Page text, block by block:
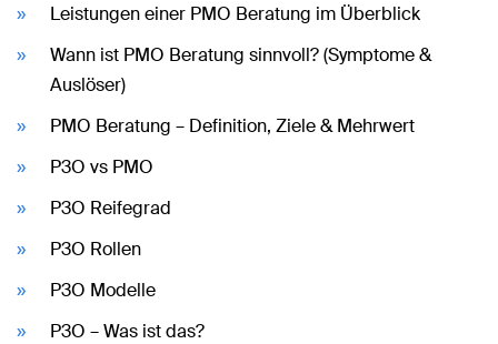
Leistungen einer PMO Beratung im Überblick
Wann ist PMO Beratung sinnvoll? (Symptome &
Auslöser)
PMO Beratung – Definition, Ziele & Mehrwert
P3O vs PMO
P3O Reifegrad
P3O Rollen
P3O Modelle
P3O – Was ist das?